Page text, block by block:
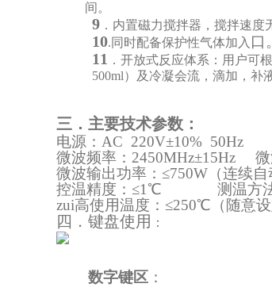
间。
9 ．内置磁力搅拌器，搅拌速度
10.同时配备保护性气体加入 口。
11 ．开放式反应体系：用户可
500ml）及冷凝会流，滴加，补
三．主要技术参数：
电源：AC 220V±10% 50Hz
微波频率：2450MHz±15Hz 微
微波输出功率：≤750W（连
控温精度：≤1℃ 测温方法
zui高使用温度：≤250℃（随意设
四．键盘使用 ：
数字键区：